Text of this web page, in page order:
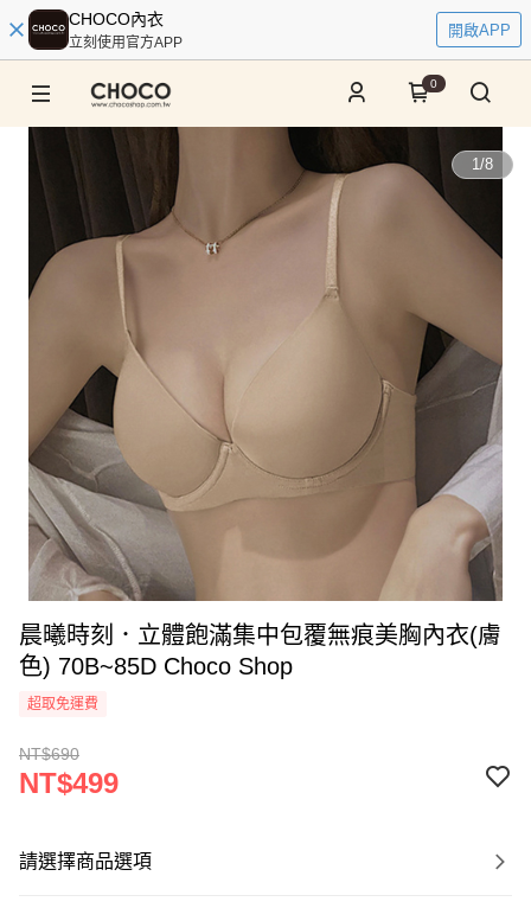
CHOCO內衣
立刻使用官方APP
開啟APP
0
1/8
晨曦時刻．立體飽滿集中包覆無痕美胸內衣(膚
色) 70B~85D Choco Shop
超取免運費
NT$690
NT$499
請選擇商品選項